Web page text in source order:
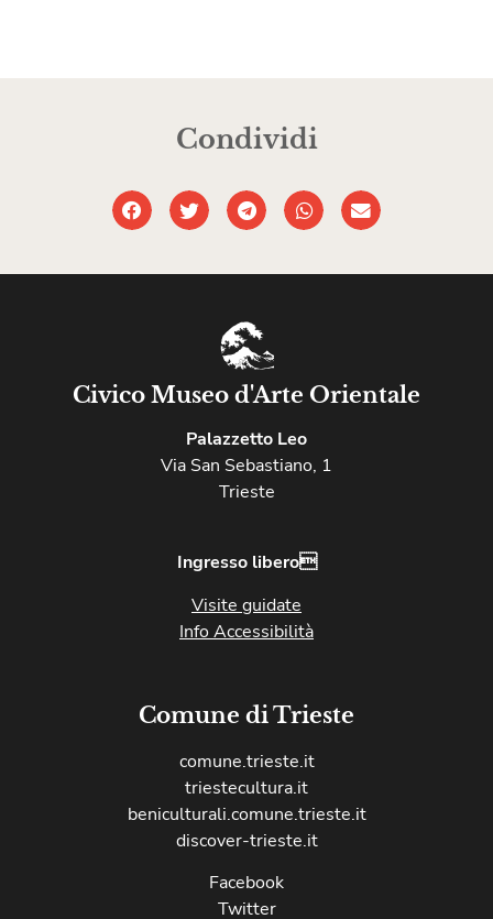
Condividi
Civico Museo d'Arte Orientale
Palazzetto Leo
Via San Sebastiano, 1
Trieste
Ingresso libero
Visite guidate
Info Accessibilità
Comune di Trieste
comune.trieste.it
triestecultura.it
beniculturali.comune.trieste.it
discover-trieste.it
Facebook
Twitter